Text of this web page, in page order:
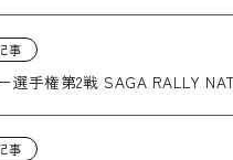
事
選手権第2戦 SAGA RALLY
事